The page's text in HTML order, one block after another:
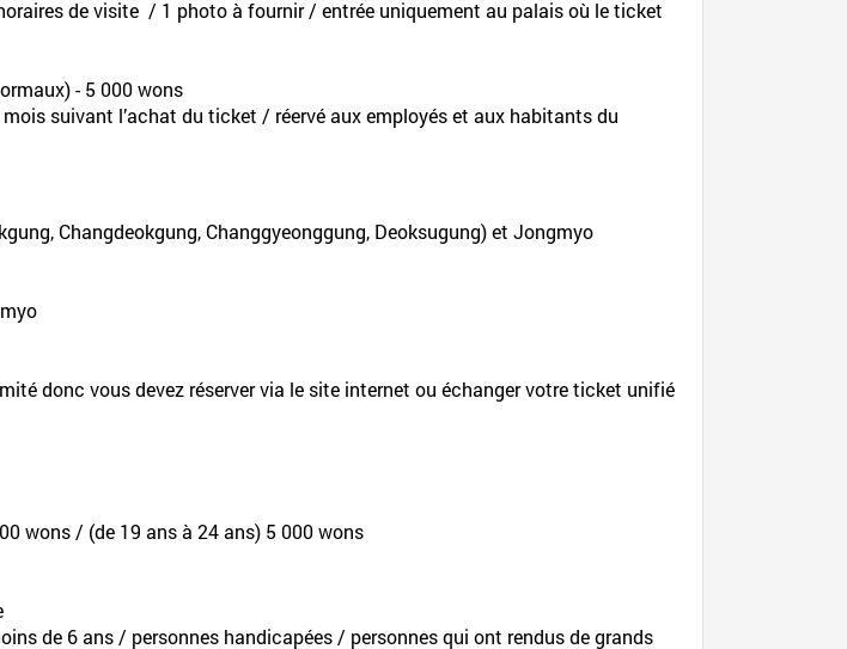
de visite / 1 photo à fournir / entrée uniquement au palais où le ticket
- 5 000 wons
suivant l’achat du ticket / réervé aux employés et aux habitants du
Changdeokgung, Changgyeonggung, Deoksugung) et Jongmyo
donc vous devez réserver via le site internet ou échanger votre ticket unifié
wons / (de 19 ans à 24 ans) 5 000 wons
de 6 ans / personnes handicapées / personnes qui ont rendus de grands